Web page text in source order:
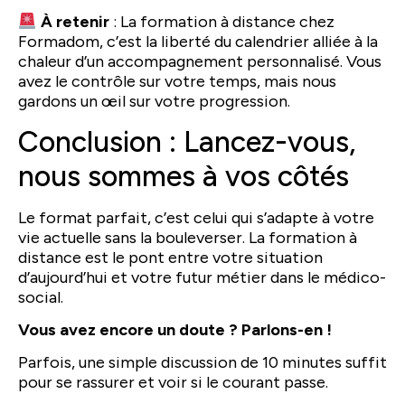
À retenir: La formation à distance chez
Formadom, c’est la liberté du calendrier alliée à la
chaleur d’un accompagnement personnalisé. Vous
avez le contrôle sur votre temps, mais nous
gardons un œil sur votre progression.
Conclusion : Lancez-vous,
nous sommes à vos côtés
Le format parfait, c’est celui qui s’adapte à votre
vie actuelle sans la bouleverser. La formation à
distance est le pont entre votre situation
d’aujourd’hui et votre futur métier dans le médico-
social.
Vous avez encore un doute ? Parlons-en !
Parfois, une simple discussion de 10 minutes suffit
pour se rassurer et voir si le courant passe.